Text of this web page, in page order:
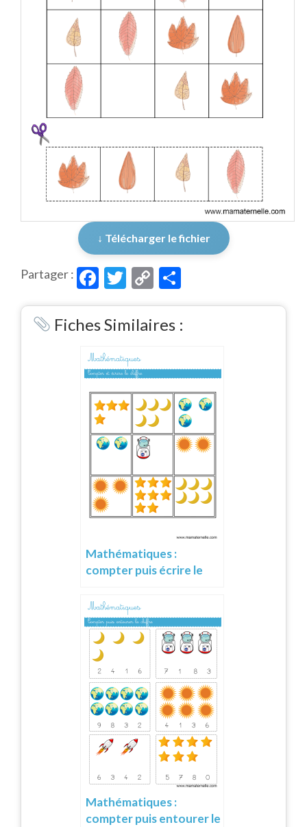
↓ Télécharger le fichier
Partager : Facebook
Twitter
Copy
Link
Fiches Similaires :
Mathématiques :
compter puis écrire le
Mathématiques :
compter puis entourer le